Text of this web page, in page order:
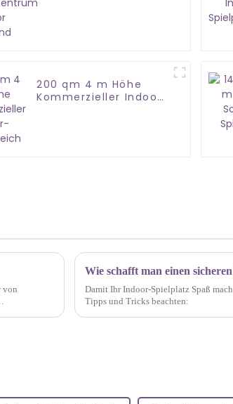
Junior Playland
200 qm 4 m Höhe
Kommerzieller Indoor-
von
Wie schafft man einen
Damit Ihr Indoor-Spielplatz Spaß
Tipps und Tricks beachten: